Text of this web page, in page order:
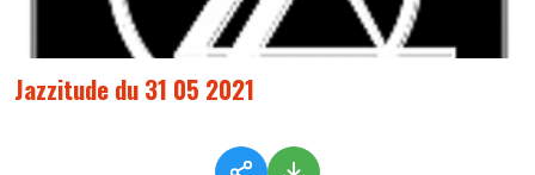
Jazzitude du 31 05 2021